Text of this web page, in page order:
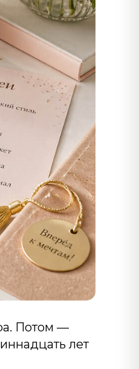
Потом —
лет